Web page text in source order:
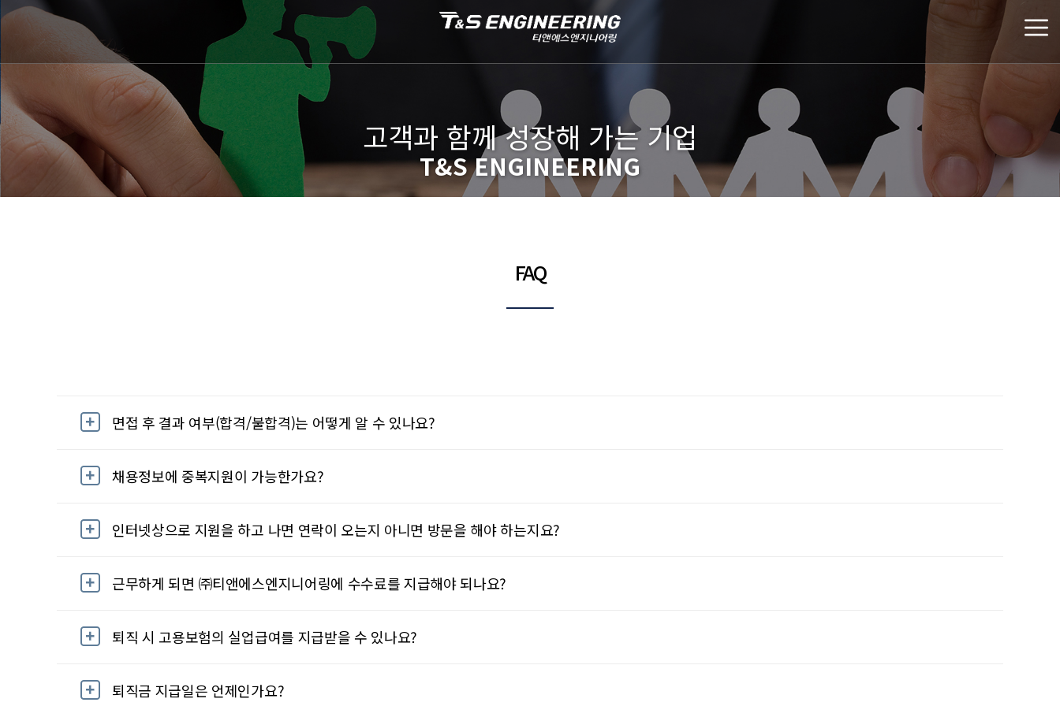
고객과 함께 성장해 가는 기업
T&S ENGINEERING
FAQ
면접 후 결과 여부(합격/불합격)는 어떻게 알 수 있나요?
채용정보에 중복지원이 가능한가요?
인터넷상으로 지원을 하고 나면 연락이 오는지 아니면 방문을 해야 하는지요?
근무하게 되면 ㈜티앤에스엔지니어링에 수수료를 지급해야 되나요?
퇴직 시 고용보험의 실업급여를 지급받을 수 있나요?
퇴직금 지급일은 언제인가요?